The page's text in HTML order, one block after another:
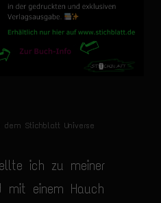
dem Stichblatt Universe
ich zu meiner
mit einem Hauch